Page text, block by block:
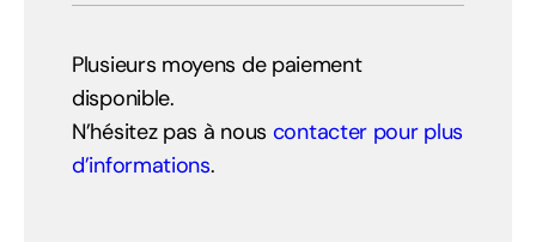
Plusieurs moyens de paiement
disponible.
N’hésitez pas à nous contacter pour plus
d’informations.